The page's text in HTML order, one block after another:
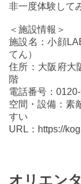
非一度体験して
＜施設情報＞
施設名：小顔
てん）
住所：大阪府大
階
電話番号：
空間・設備：素
すい
URL：https://
オリエン